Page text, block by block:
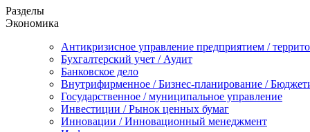
Разделы
Экономика
Антикризисное управление предприятием /
Бухгалтерский учет / Аудит
Банковское дело
Внутрифирменное / Бизнес-планирование /
Государственное / муниципальное управление
Инвестиции / Рынок ценных бумаг
Инновации / Инновационный менеджмент